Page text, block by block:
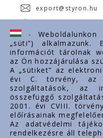
export@styron.hu
Fontos linkek
Rólunk
Dokumentumok
Kapcsolat
Karrier
Cég adatok
- Weboldalunkon
„süti”)
információt tárolnak
az Ön hozzájárulása
A „sütiket” az
évi C. törvény, az
szolgáltatások, az
összefüggő
2001. évi CVIII.
előírásainak
Az adatvédelmi
rendelkezésre áll